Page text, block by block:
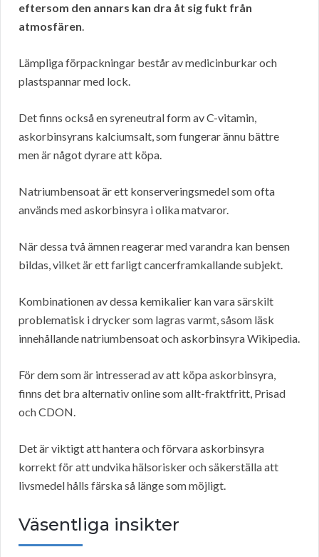
eftersom den annars kan dra åt sig fukt från
atmosfären.
Lämpliga förpackningar består av medicinburkar och
plastspannar med lock.
Det finns också en syreneutral form av C-vitamin,
askorbinsyrans kalciumsalt, som fungerar ännu bättre
men är något dyrare att köpa.
Natriumbensoat är ett konserveringsmedel som ofta
används med askorbinsyra i olika matvaror.
När dessa två ämnen reagerar med varandra kan bensen
bildas, vilket är ett farligt cancerframkallande subjekt.
Kombinationen av dessa kemikalier kan vara särskilt
problematisk i drycker som lagras varmt, såsom läsk
innehållande natriumbensoat och askorbinsyra Wikipedia.
För dem som är intresserad av att köpa askorbinsyra,
finns det bra alternativ online som allt-fraktfritt, Prisad
och CDON.
Det är viktigt att hantera och förvara askorbinsyra
korrekt för att undvika hälsorisker och säkerställa att
livsmedel hålls färska så länge som möjligt.
Väsentliga insikter